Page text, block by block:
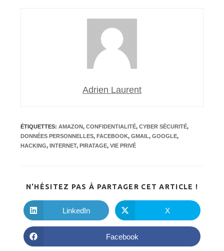
Adrien Laurent
ÉTIQUETTES:AMAZON, CONFIDENTIALITÉ, CYBER SÉCURITÉ,
DONNÉES PERSONNELLES, FACEBOOK, GMAIL, GOOGLE,
HACKING, INTERNET, PIRATAGE, VIE PRIVÉ
N'HÉSITEZ PAS À PARTAGER CET ARTICLE !
Ouvrir
dans
une
LinkedIn
Ouvrir
dans
une
X
Ouvrir
dans
Facebook